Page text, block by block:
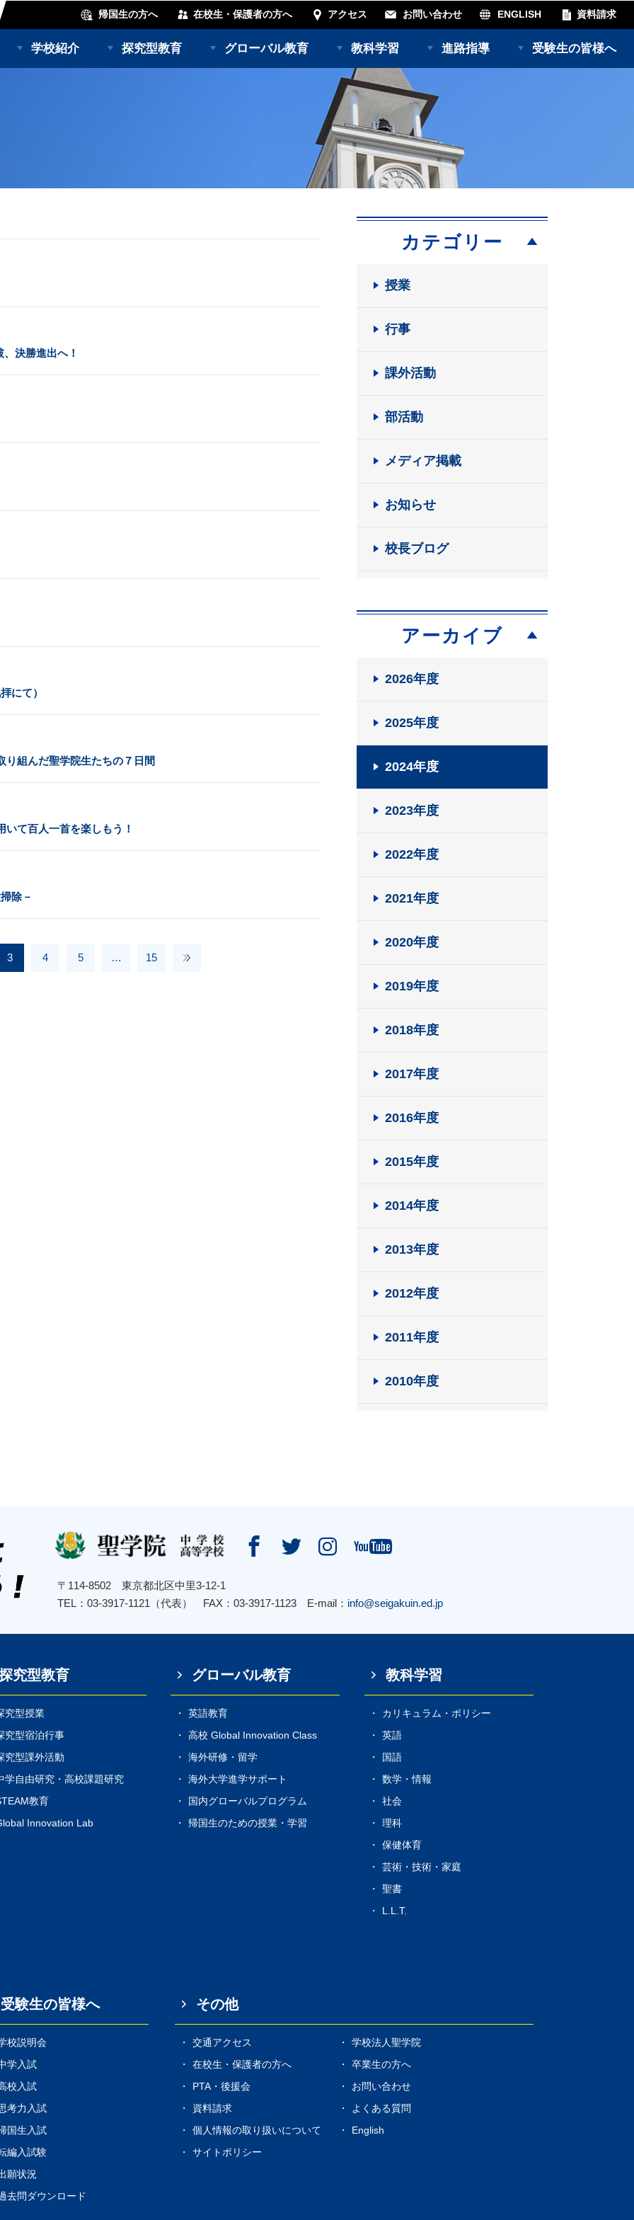
帰国生の方へ 在校生・保護者の方へ アクセス お問い合わせ ENGLISH 資料請求
学校紹介 探究型教育 グローバル教育 教科学習 進路指導 受験生の皆様へ
決勝進出へ！
にて）
り組んだ聖学院生たちの７日間
て百人一首を楽しもう！
除－
3 4 5 … 15
カテゴリー
授業
行事
課外活動
部活動
メディア掲載
お知らせ
校長ブログ
アーカイブ
2026年度
2025年度
2024年度
2023年度
2022年度
2021年度
2020年度
2019年度
2018年度
2017年度
2016年度
2015年度
2014年度
2013年度
2012年度
2011年度
2010年度
〒114-8502 東京都北区中里3-12-1
TEL：03-3917-1121（代表） FAX：03-3917-1123 E-mail： info@seigakuin.ed.jp
   
究型教育
究型授業
究型宿泊行事
究型課外活動
学自由研究・高校課題研究
教育
Innovation Lab
グローバル教育
英語教育
高校 Global Innovation Class
海外研修・留学
海外大学進学サポート
国内グローバルプログラム
帰国生のための授業・学習
教科学習
カリキュラム・ポリシー
英語
国語
数学・情報
社会
理科
保健体育
芸術・技術・家庭
聖書
L.L.T.
受験生の皆様へ
校説明会
学入試
校入試
考力入試
国生入試
編入試験
願状況
去問ダウンロード
その他
交通アクセス
学校法人聖学院
在校生・保護者の方へ
卒業生の方へ
PTA・後援会
お問い合わせ
資料請求
よくある質問
個人情報の取り扱いについて
English
サイトポリシー